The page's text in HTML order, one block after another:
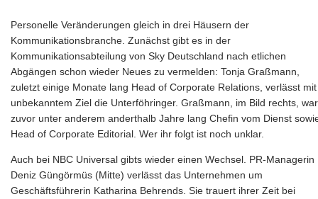
Personelle Veränderungen gleich in drei Häusern der
Kommunikationsbranche. Zunächst gibt es in der
Kommunikationsabteilung von Sky Deutschland nach etlichen
Abgängen schon wieder Neues zu vermelden: Tonja Graßmann,
zuletzt einige Monate lang Head of Corporate Relations, verlässt mit
unbekanntem Ziel die Unterföhringer. Graßmann, im Bild rechts, war
zuvor unter anderem anderthalb Jahre lang Chefin vom Dienst
Head of Corporate Editorial. Wer ihr folgt ist noch unklar.
Auch bei NBC Universal gibts wieder einen Wechsel. PR-Managerin
Deniz Güngörmüs (Mitte) verlässt das Unternehmen um
Geschäftsführerin Katharina Behrends. Sie trauert ihrer Zeit bei